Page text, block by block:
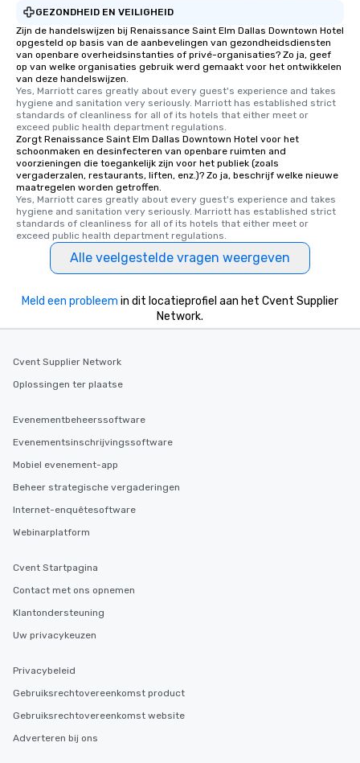
experience is
restaurants are within
short stroll allows
members a chance to
heading to the next
itinerary. You Get a Dinner and a Show
Our tours offer an
knowledgeable,
who leads the group
offering engaging
fascinating stories.
interactive
along the way
ensuring there is
Different Types of
GEZONDHEID EN VEILIGHEID
Zijn de handelswijzen bij Renaissance Saint Elm Dallas Downtown Hotel
opgesteld op basis van de aanbevelingen van gezondheidsdiensten
van openbare overheidsinstanties of privé-organisaties? Zo ja, geef
op van welke organisaties gebruik werd gemaakt voor het ontwikkelen
van deze handelswijzen.
Yes, Marriott cares greatly about every guest's experience and takes
hygiene and sanitation very seriously. Marriott has established strict
standards of cleanliness for all of its hotels that either meet or
exceed public health department regulations.
Zorgt Renaissance Saint Elm Dallas Downtown Hotel voor het
schoonmaken en desinfecteren van openbare ruimten and
voorzieningen die toegankelijk zijn voor het publiek (zoals
vergaderzalen, restaurants, liften, enz.)? Zo ja, beschrijf welke nieuwe
maatregelen worden getroffen.
Yes, Marriott cares greatly about every guest's experience and takes
hygiene and sanitation very seriously. Marriott has established strict
standards of cleanliness for all of its hotels that either meet or
exceed public health department regulations.
Alle veelgestelde vragen weergeven
Meld een probleem in dit locatieprofiel aan het Cvent Supplier
Network.
Cvent Supplier Network
Oplossingen ter plaatse
Evenementbeheerssoftware
Evenementsinschrijvingssoftware
Mobiel evenement-app
Beheer strategische vergaderingen
Internet-enquêtesoftware
Webinarplatform
Cvent Startpagina
Contact met ons opnemen
Klantondersteuning
Uw privacykeuzen
Privacybeleid
Gebruiksrechtovereenkomst product
Gebruiksrechtovereenkomst website
Adverteren bij ons